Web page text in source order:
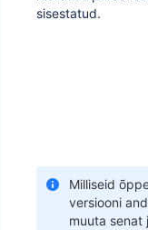
sisestatud.
Milliseid
versiooni
muuta senat